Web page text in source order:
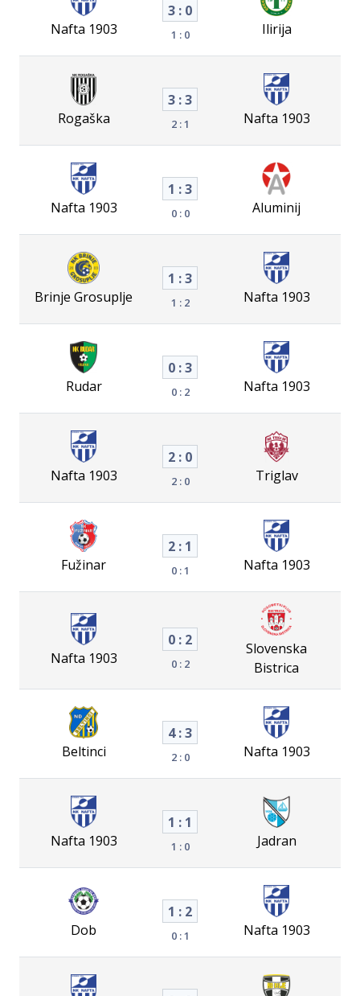
Nafta 1903
3 : 0
1 : 0 Ilirija
Rogaška
3 : 3
2 : 1 Nafta 1903
Nafta 1903
1 : 3
0 : 0 Aluminij
Brinje Grosuplje
1 : 3
1 : 2 Nafta 1903
Rudar
0 : 3
0 : 2 Nafta 1903
Nafta 1903
2 : 0
2 : 0 Triglav
Fužinar
2 : 1
0 : 1 Nafta 1903
Nafta 1903
0 : 2
0 : 2
Slovenska
Bistrica
Beltinci
4 : 3
2 : 0 Nafta 1903
Nafta 1903
1 : 1
1 : 0 Jadran
Dob
1 : 2
0 : 1 Nafta 1903